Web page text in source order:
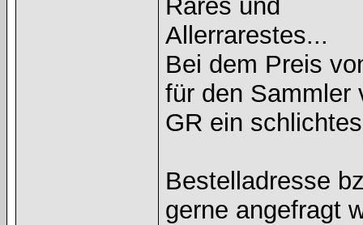
Rares und
Allerrarestes...
Bei dem Preis
für den Sammler
GR ein
Bestelladresse
gerne angefragt